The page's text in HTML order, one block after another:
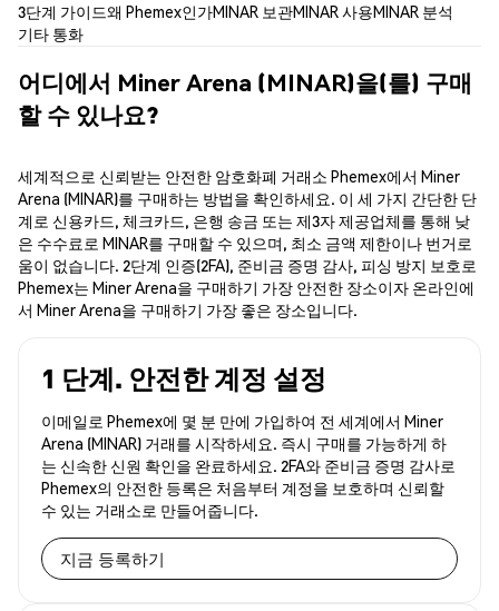
3단계 가이드왜 Phemex인가MINAR 보관MINAR 사용MINAR 분석
기타 통화
어디에서 Miner Arena (MINAR)을(를) 구매
할 수 있나요?
세계적으로 신뢰받는 안전한 암호화폐 거래소 Phemex에서 Miner
Arena (MINAR)를 구매하는 방법을 확인하세요. 이 세 가지 간단한 단
계로 신용카드, 체크카드, 은행 송금 또는 제3자 제공업체를 통해 낮
은 수수료로 MINAR를 구매할 수 있으며, 최소 금액 제한이나 번거로
움이 없습니다. 2단계 인증(2FA), 준비금 증명 감사, 피싱 방지 보호로
Phemex는 Miner Arena을 구매하기 가장 안전한 장소이자 온라인에
서 Miner Arena을 구매하기 가장 좋은 장소입니다.
1 단계. 안전한 계정 설정
이메일로 Phemex에 몇 분 만에 가입하여 전 세계에서 Miner
Arena (MINAR) 거래를 시작하세요. 즉시 구매를 가능하게 하
는 신속한 신원 확인을 완료하세요. 2FA와 준비금 증명 감사로
Phemex의 안전한 등록은 처음부터 계정을 보호하며 신뢰할
수 있는 거래소로 만들어줍니다.
지금 등록하기